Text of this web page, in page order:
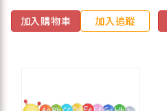
加入購物車 加入追蹤